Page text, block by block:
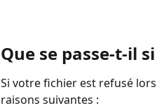
Que se passe-t-il
Si votre fichier est refusé
raisons suivantes :